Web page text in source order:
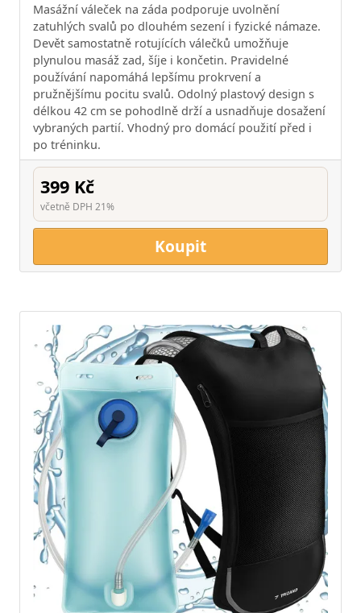
Masážní váleček na záda podporuje uvolnění
zatuhlých svalů po dlouhém sezení i fyzické námaze.
Devět samostatně rotujících válečků umožňuje
plynulou masáž zad, šíje i končetin. Pravidelné
používání napomáhá lepšímu prokrvení a
pružnějšímu pocitu svalů. Odolný plastový design s
délkou 42 cm se pohodlně drží a usnadňuje dosažení
vybraných partií. Vhodný pro domácí použití před i
po tréninku.
399 Kč
včetně DPH 21%
Koupit